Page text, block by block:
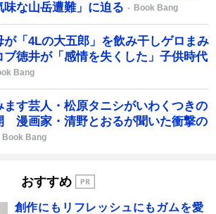
味な山岳遭難」に迫る
Book Bang
が「4Lの大五郎」を飲み干しゲロまみ
徳井が「感情を失くした」子供時代
Bang
ます芸人・松原タニシがいわくつきの
漫画家・清野とおるが聞いた衝撃の
Book Bang
おすすめ
創作にもリフレッシュにもガムを愛